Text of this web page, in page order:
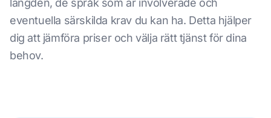
eventuella särskilda krav du kan ha. Detta hjälper
dig att jämföra priser och välja rätt tjänst för dina
behov.